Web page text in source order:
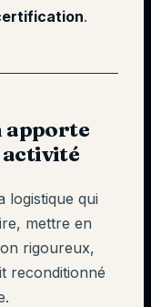
.
apporte
logistique qui
mettre en
rigoureux,
reconditionné